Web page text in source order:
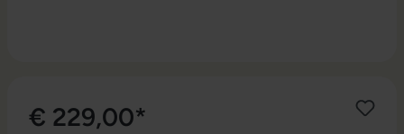
€ 229,00*